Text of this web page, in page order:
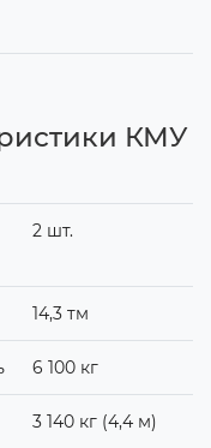
КМУ
2 шт.
14,3 тм
6 100 кг
3 140 кг (4,4 м)